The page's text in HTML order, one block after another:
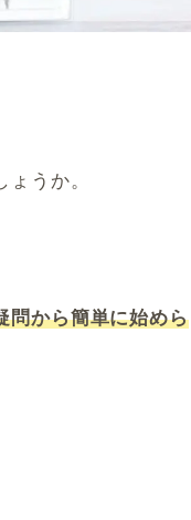
うか。
問から簡単に始めら